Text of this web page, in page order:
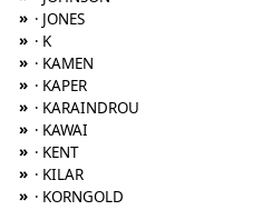
» · JONES
» · K
» · KAMEN
» · KAPER
» · KARAINDROU
» · KAWAI
» · KENT
» · KILAR
» · KORNGOLD